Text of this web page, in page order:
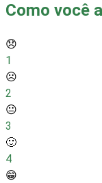
Como você
😞
1
☹️
2
😐
3
🙂
4
😁